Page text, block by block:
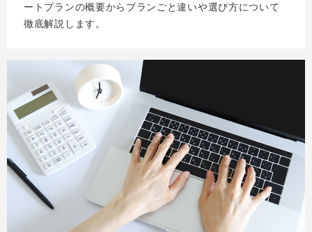
ートプランの概要からプランごと違いや選び方について
徹底解説します。